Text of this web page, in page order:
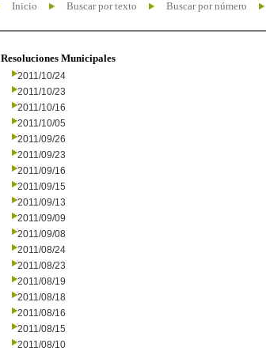
Inicio Buscar por texto Buscar por número
Resoluciones Municipales
2011/10/24
2011/10/23
2011/10/16
2011/10/05
2011/09/26
2011/09/23
2011/09/16
2011/09/15
2011/09/13
2011/09/09
2011/09/08
2011/08/24
2011/08/23
2011/08/19
2011/08/18
2011/08/16
2011/08/15
2011/08/10